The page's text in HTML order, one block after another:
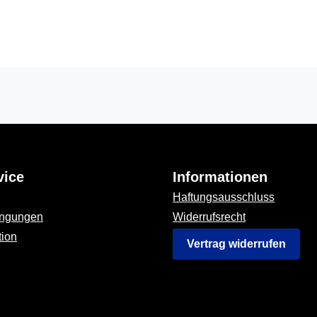
Informationen
Haftungsausschluss
Widerrufsrecht
Vertrag widerrufen